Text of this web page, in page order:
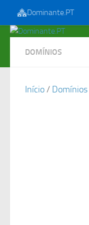
Skip to content
Dominante.PT
DOMÍNIOS
Início/ Domínios